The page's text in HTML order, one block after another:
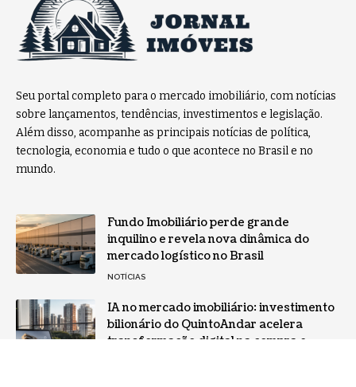
Seu portal completo para o mercado imobiliário, com notícias
sobre lançamentos, tendências, investimentos e legislação.
Além disso, acompanhe as principais notícias de política,
tecnologia, economia e tudo o que acontece no Brasil e no
mundo.
Fundo Imobiliário perde grande
inquilino e revela nova dinâmica do
mercado logístico no Brasil
NOTÍCIAS
IA no mercado imobiliário: investimento
bilionário do QuintoAndar acelera
transformação digital na compra e